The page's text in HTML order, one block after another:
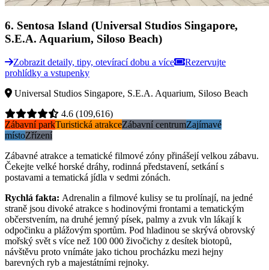
6. Sentosa Island (Universal Studios Singapore,
S.E.A. Aquarium, Siloso Beach)
Zobrazit detaily, tipy, otevírací dobu a více
Rezervujte
prohlídky a vstupenky
Universal Studios Singapore, S.E.A. Aquarium, Siloso Beach
4.6 (109,616)
Zábavní parkTuristická atrakceZábavní centrumZajímavé
místoZřízení
Zábavné atrakce a tematické filmové zóny přinášejí velkou zábavu.
Čekejte velké horské dráhy, rodinná představení, setkání s
postavami a tematická jídla v sedmi zónách.
Rychlá fakta: Adrenalin a filmové kulisy se tu prolínají, na jedné
straně jsou divoké atrakce s hodinovými frontami a tematickým
občerstvením, na druhé jemný písek, palmy a zvuk vln lákají k
odpočinku a plážovým sportům. Pod hladinou se skrývá obrovský
mořský svět s více než 100 000 živočichy z desítek biotopů,
návštěvu proto vnímáte jako tichou procházku mezi hejny
barevných ryb a majestátními rejnoky.